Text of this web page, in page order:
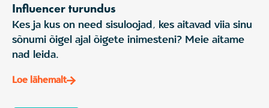
Influencer turundus
Kes ja kus on need sisuloojad, kes aitavad viia sinu
sõnumi õigel ajal õigete inimesteni? Meie aitame
nad leida.
Loe lähemalt